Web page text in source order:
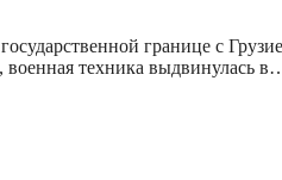
границе с
военная техника выдвинулась